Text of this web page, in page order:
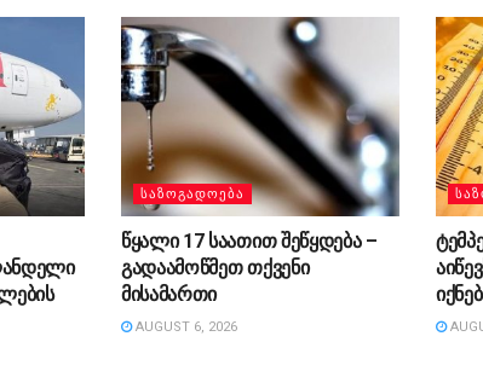
ᲡᲐᲖᲝᲒᲐᲓᲝᲔᲑᲐ
წყალი 17 საათით შეწყდება –
გადაამოწმეთ თქვენი
მისამართი
AUGUST 6, 2026